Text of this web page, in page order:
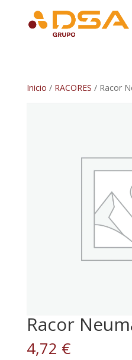
Inicio / RACORES / Racor
Racor
4,72 €